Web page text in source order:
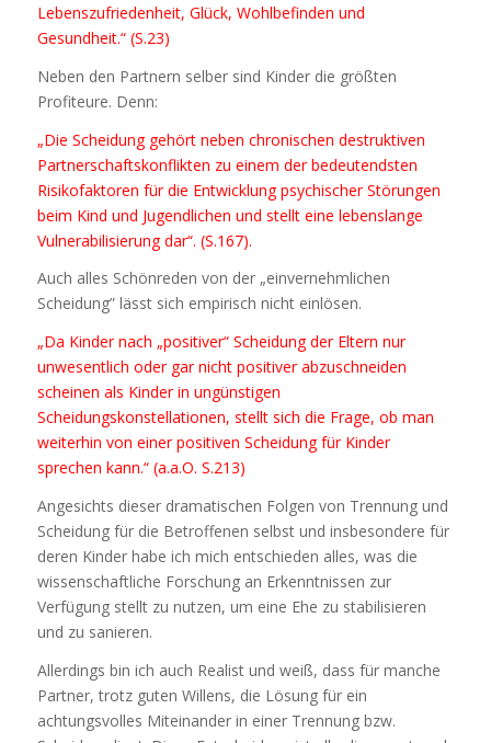
Lebenszufriedenheit, Glück, Wohlbefinden und
Gesundheit.“ (S.23)
Neben den Partnern selber sind Kinder die größten
Profiteure. Denn:
„Die Scheidung gehört neben chronischen destruktiven
Partnerschaftskonflikten zu einem der bedeutendsten
Risikofaktoren für die Entwicklung psychischer Störungen
beim Kind und Jugendlichen und stellt eine lebenslange
Vulnerabilisierung dar“. (S.167).
Auch alles Schönreden von der „einvernehmlichen
Scheidung” lässt sich empirisch nicht einlösen.
„Da Kinder nach „positiver“ Scheidung der Eltern nur
unwesentlich oder gar nicht positiver abzuschneiden
scheinen als Kinder in ungünstigen
Scheidungskonstellationen, stellt sich die Frage, ob man
weiterhin von einer positiven Scheidung für Kinder
sprechen kann.“(a.a.O. S.213)
Angesichts dieser dramatischen Folgen von Trennung und
Scheidung für die Betroffenen selbst und insbesondere für
deren Kinder habe ich mich entschieden alles, was die
wissenschaftliche Forschung an Erkenntnissen zur
Verfügung stellt zu nutzen, um eine Ehe zu stabilisieren
und zu sanieren.
Allerdings bin ich auch Realist und weiß, dass für manche
Partner, trotz guten Willens, die Lösung für ein
achtungsvolles Miteinander in einer Trennung bzw.